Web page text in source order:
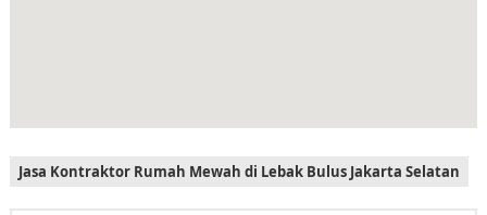
Jasa Kontraktor Rumah Mewah di Lebak Bulus Jakarta Selatan